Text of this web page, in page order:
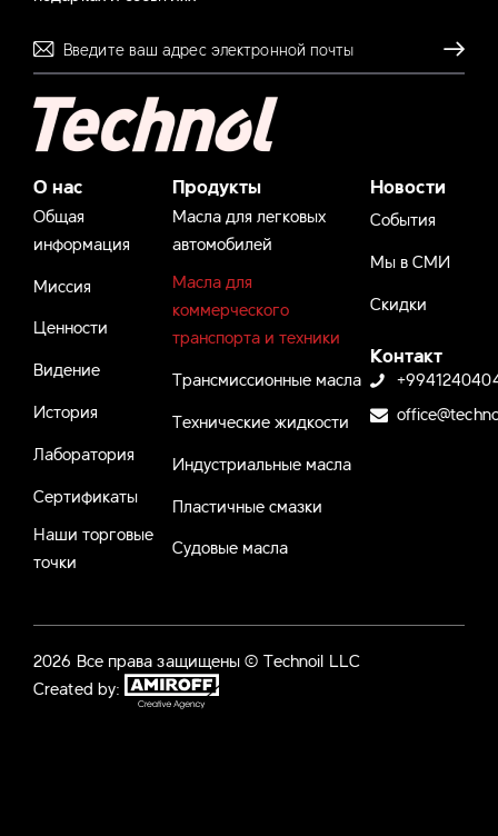
О нас
Общая
информация
Миссия
Ценности
Видение
История
Лаборатория
Сертификаты
Наши торговые
точки
Продукты
Масла для легковых
автомобилей
Масла для
коммерческого
транспорта и техники
Трансмиссионные масла
Технические жидкости
Индустриальные масла
Пластичные смазки
Судовые масла
Новости
События
Мы в СМИ
Скидки
Контакт
2026 Все права защищены © Technoil LLC
Created by: